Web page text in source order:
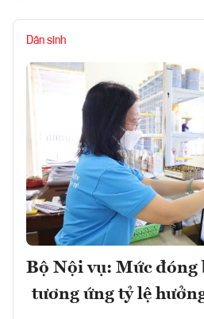
Dân sinh
Bộ Nội vụ: Mức đóng
tương ứng tỷ lệ